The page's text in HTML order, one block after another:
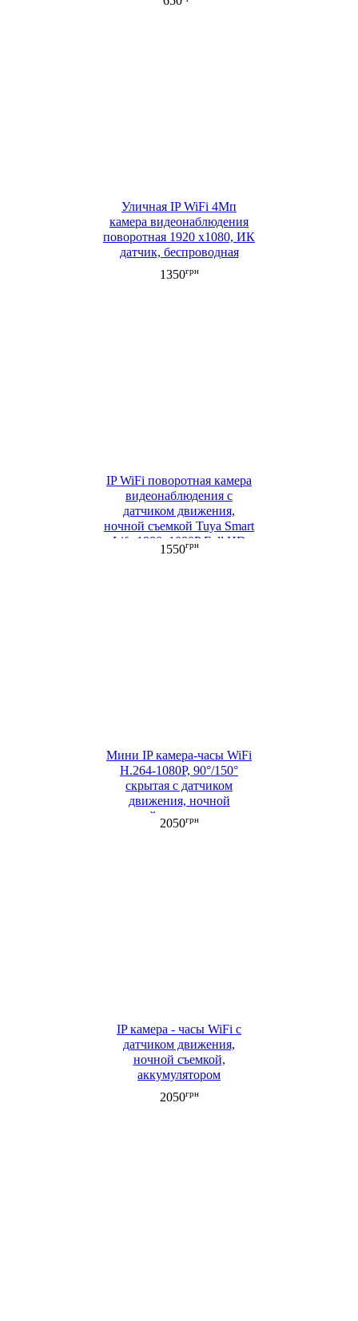
Уличная IP WiFi 4Мп
камера видеонаблюдения
поворотная 1920 х1080, ИК
датчик, беспроводная
передача, двусторонняя
связь
1350грн
IP WiFi поворотная камера
видеонаблюдения с
датчиком движения,
ночной съемкой Tuya Smart
Life 1980х1080P Full HD
SINOVISION
1550грн
Мини IP камера-часы WiFi
H.264-1080P, 90°/150°
cкрытая с датчиком
движения, ночной
съемкой, аккумулятором
(ML051)
2050грн
IP камера - часы WiFi с
датчиком движения,
ночной съемкой,
аккумулятором
2050грн